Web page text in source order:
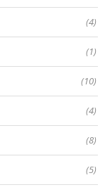
(4)
(1)
(10)
(4)
(8)
(5)